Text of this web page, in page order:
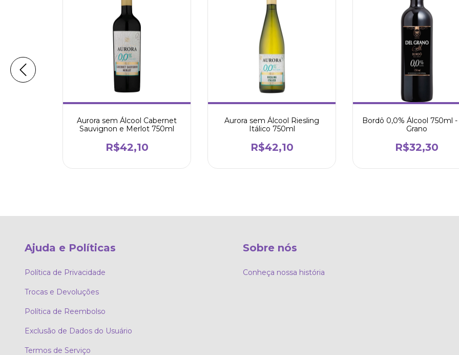
Aurora sem Álcool Cabernet
Sauvignon e Merlot 750ml
R$42,10
Aurora sem Álcool Riesling
Itálico 750ml
R$42,10
Bordô 0,0% Álcool 750ml -
Grano
R$32,30
Ajuda e Políticas
Política de Privacidade
Trocas e Devoluções
Política de Reembolso
Exclusão de Dados do Usuário
Termos de Serviço
Sobre nós
Conheça nossa história